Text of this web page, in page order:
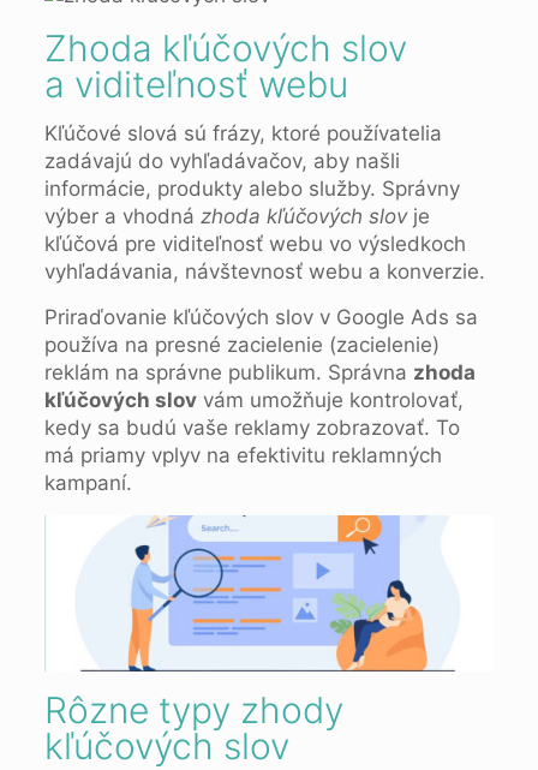
Zhoda kľúčových slov
a viditeľnosť webu
Kľúčové slová sú frázy, ktoré používatelia
zadávajú do vyhľadávačov, aby našli
informácie, produkty alebo služby. Správny
výber a vhodná zhoda kľúčových slovje
kľúčová pre viditeľnosť webu vo výsledkoch
vyhľadávania, návštevnosť webu a konverzie.
Priraďovanie kľúčových slov v Google Ads sa
používa na presné zacielenie (zacielenie)
reklám na správne publikum. Správna zhoda
kľúčových slovvám umožňuje kontrolovať,
kedy sa budú vaše reklamy zobrazovať. To
má priamy vplyv na efektivitu reklamných
kampaní.
Rôzne typy zhody
kľúčových slov